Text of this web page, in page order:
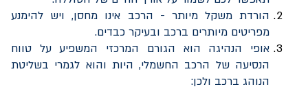
הורדת משקל מיותר - הרכב אינו מחסן, ויש להימנע
מפריטים מיותרים ברכב ובעיקר כבדים.
אופי הנהיגה הוא הגורם המרכזי המשפיע על טווח
הנסיעה של הרכב החשמלי, היות והוא לגמרי בשליטת
הנוהג ברכב ולכן: